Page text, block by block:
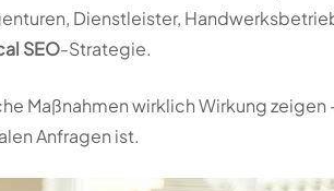
Dienstleister,
SEO-Strategie.
Maßnahmen wirklich Wirkung zeigen
Anfragen ist.